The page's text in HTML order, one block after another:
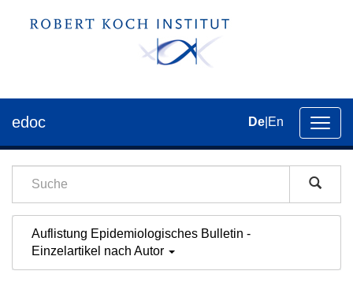
der
edoc De En
Auflistung Epidemiologisches Bulletin -
Einzelartikel nach Autor